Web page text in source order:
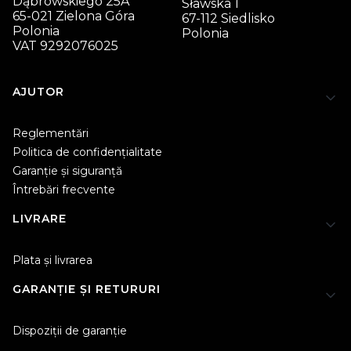
65-021 Zielona Góra
Polonia
VAT 9292076025
Sławska 1
67-112 Siedlisko
Polonia
Meniu footer
AJUTOR
Reglementări
Politica de confidențialitate
Garanție și siguranță
Întrebări frecvente
LIVRARE
Plata și livrarea
GARANȚIE ȘI RETURURI
Dispoziții de garanție